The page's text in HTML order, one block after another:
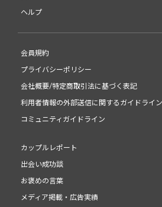
ヘルプ
会員規約
プライバシーポリシー
会社概要/特定商取引法に基づく表記
利用者情報の外部送信に関するガイドライン
コミュニティガイドライン
カップルレポート
出会い成功談
お褒めの言葉
メディア掲載・広告実績